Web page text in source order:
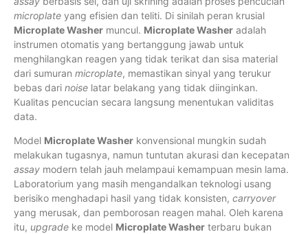
microplate yang efisien dan teliti. Di sinilah peran krusial
Microplate Washer muncul. Microplate Washer adalah
instrumen otomatis yang bertanggung jawab untuk
menghilangkan reagen yang tidak terikat dan sisa material
dari sumuran microplate, memastikan sinyal yang terukur
bebas dari noise latar belakang yang tidak diinginkan.
Kualitas pencucian secara langsung menentukan validitas
data.
Model Microplate Washer konvensional mungkin sudah
melakukan tugasnya, namun tuntutan akurasi dan kecepatan
assay modern telah jauh melampaui kemampuan mesin lama.
Laboratorium yang masih mengandalkan teknologi usang
berisiko menghadapi hasil yang tidak konsisten, carryover
yang merusak, dan pemborosan reagen mahal. Oleh karena
itu, upgrade ke model Microplate Washer terbaru bukan